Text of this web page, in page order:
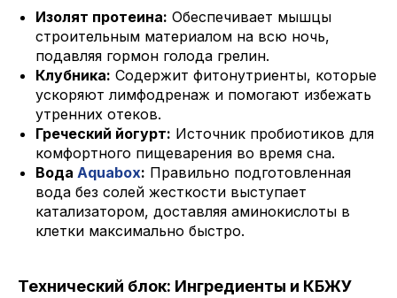
Изолят протеина: Обеспечивает мышцы
строительным материалом на всю ночь,
подавляя гормон голода грелин.
Клубника: Содержит фитонутриенты, которые
ускоряют лимфодренаж и помогают избежать
утренних отеков.
Греческий йогурт: Источник пробиотиков для
комфортного пищеварения во время сна.
Вода Aquabox: Правильно подготовленная
вода без солей жесткости выступает
катализатором, доставляя аминокислоты в
клетки максимально быстро.
Технический блок: Ингредиенты и КБЖУ